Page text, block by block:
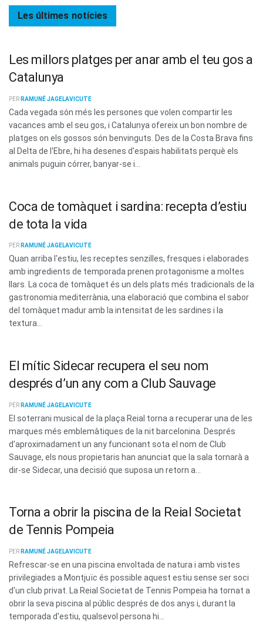
Les últimes notícies
Les millors platges per anar amb el teu gos a
Catalunya
PER RAMUNÉ JAGELAVICUTE
Cada vegada són més les persones que volen compartir les
vacances amb el seu gos, i Catalunya ofereix un bon nombre de
platges on els gossos són benvinguts. Des de la Costa Brava fins
al Delta de l'Ebre, hi ha desenes d'espais habilitats perquè els
animals puguin córrer, banyar-se i...
Coca de tomàquet i sardina: recepta d’estiu
de tota la vida
PER RAMUNÉ JAGELAVICUTE
Quan arriba l'estiu, les receptes senzilles, fresques i elaborades
amb ingredients de temporada prenen protagonisme a moltes
llars. La coca de tomàquet és un dels plats més tradicionals de la
gastronomia mediterrània, una elaboració que combina el sabor
del tomàquet madur amb la intensitat de les sardines i la
textura...
El mític Sidecar recupera el seu nom
després d’un any com a Club Sauvage
PER RAMUNÉ JAGELAVICUTE
El soterrani musical de la plaça Reial torna a recuperar una de les
marques més emblemàtiques de la nit barcelonina. Després
d'aproximadament un any funcionant sota el nom de Club
Sauvage, els nous propietaris han anunciat que la sala tornarà a
dir-se Sidecar, una decisió que suposa un retorn a...
Torna a obrir la piscina de la Reial Societat
de Tennis Pompeia
PER RAMUNÉ JAGELAVICUTE
Refrescar-se en una piscina envoltada de natura i amb vistes
privilegiades a Montjuïc és possible aquest estiu sense ser soci
d'un club privat. La Reial Societat de Tennis Pompeia ha tornat a
obrir la seva piscina al públic després de dos anys i, durant la
temporada d'estiu, qualsevol persona hi...